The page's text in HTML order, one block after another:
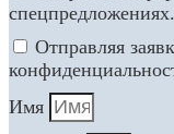
спецпредложениях.
Отправляя
Имя